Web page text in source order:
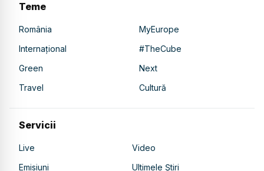
Teme
România
MyEurope
Internațional
#TheCube
Green
Next
Travel
Cultură
Servicii
Live
Video
Emisiuni
Ultimele Știri